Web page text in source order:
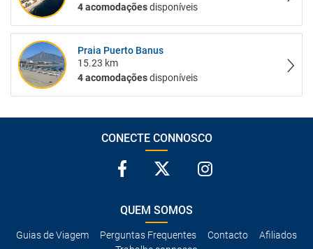
4 acomodaçõesdisponíveis
Praia Puerto Banus
15.23 km
4 acomodaçõesdisponíveis
CONECTE CONNOSCO
QUEM SOMOS
Guias de Viagem Perguntas Frequentes Contacto
Afiliados